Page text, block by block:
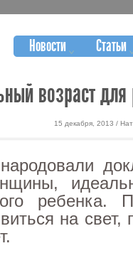
Новости Статьи
возраст
15 декабря, 2013 /
ребенка.
на свет,